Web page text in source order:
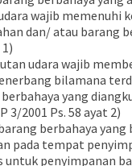
wajib memenuhi
dan/ atau barang
udara wajib
bilamana
yang
3/2001 Ps. 58 ayat 2)
berbahaya yang
pada tempat
untuk penyimpanan